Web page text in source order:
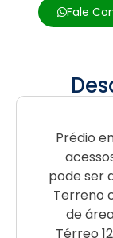
Fale
Prédio
pode ser
Terreno
de
Térreo